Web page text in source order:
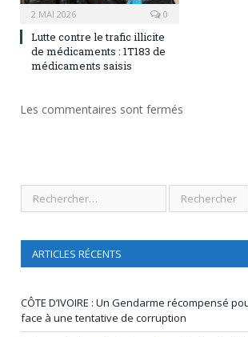
2 MAI 2026 0
Lutte contre le trafic illicite
de médicaments : 1T183 de
médicaments saisis
Les commentaires sont fermés
ARTICLES RÉCENTS
CÔTE D’IVOIRE : Un Gendarme récompensé
face à une tentative de corruption